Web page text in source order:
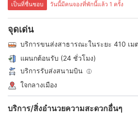
เป็นที่ชื่นชอบ วันนี้มีคนจองที่พักนี้แล้ว 1 ครั้ง
จุดเด่น
บริการขนส่งสาธารณะในระยะ 410 เม
แผนกต้อนรับ (24 ชั่วโมง)
บริการรับส่งสนามบิน
ใจกลางเมือง
บริการ/สิ่งอำนวยความสะดวกอื่นๆ